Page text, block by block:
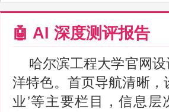
🤖 AI 深度测评报告
哈尔滨工程大学官网
洋特色。首页导航清晰，
业’等主要栏目，信息